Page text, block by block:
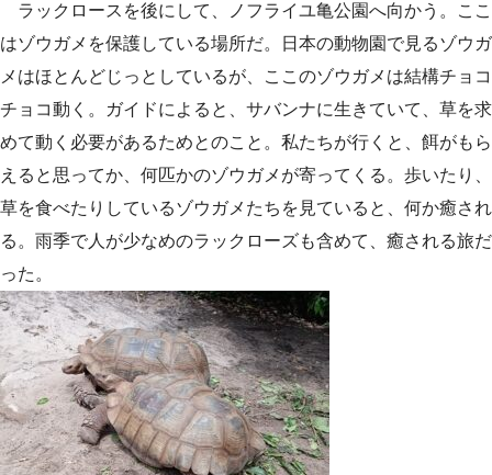
ラックロースを後にして、ノフライユ亀公園へ向かう。ここ
はゾウガメを保護している場所だ。日本の動物園で見るゾウガ
メはほとんどじっとしているが、ここのゾウガメは結構チョコ
チョコ動く。ガイドによると、サバンナに生きていて、草を求
めて動く必要があるためとのこと。私たちが行くと、餌がもら
えると思ってか、何匹かのゾウガメが寄ってくる。歩いたり、
草を食べたりしているゾウガメたちを見ていると、何か癒され
る。雨季で人が少なめのラックローズも含めて、癒される旅だ
った。